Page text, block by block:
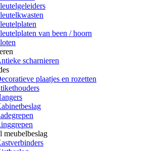
van been / hoorn
scharnieren
plaatjes en rozetten
meubelbeslag